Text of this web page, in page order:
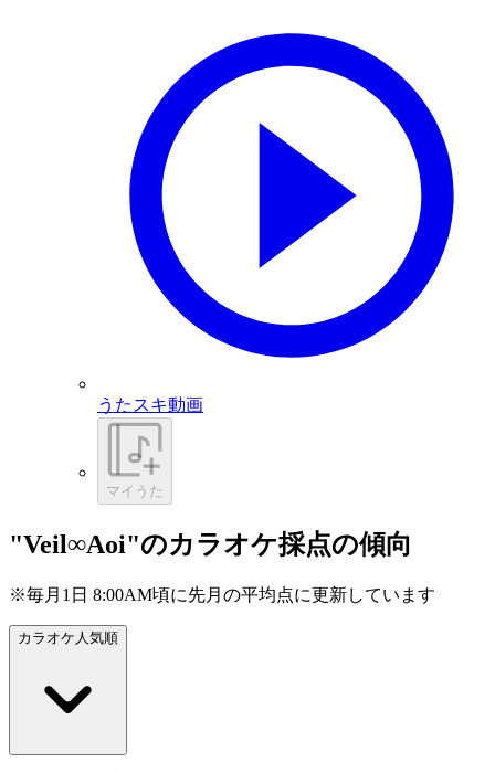
うたスキ動画
マイうた
"Veil∞Aoi"のカラオケ採点の傾向
※毎月1日 8:00AM頃に先月の平均点に更新しています
カラオケ人気順